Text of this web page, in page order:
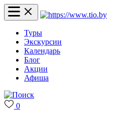
Туры
Экскурсии
Календарь
Блог
Акции
Афиша
0